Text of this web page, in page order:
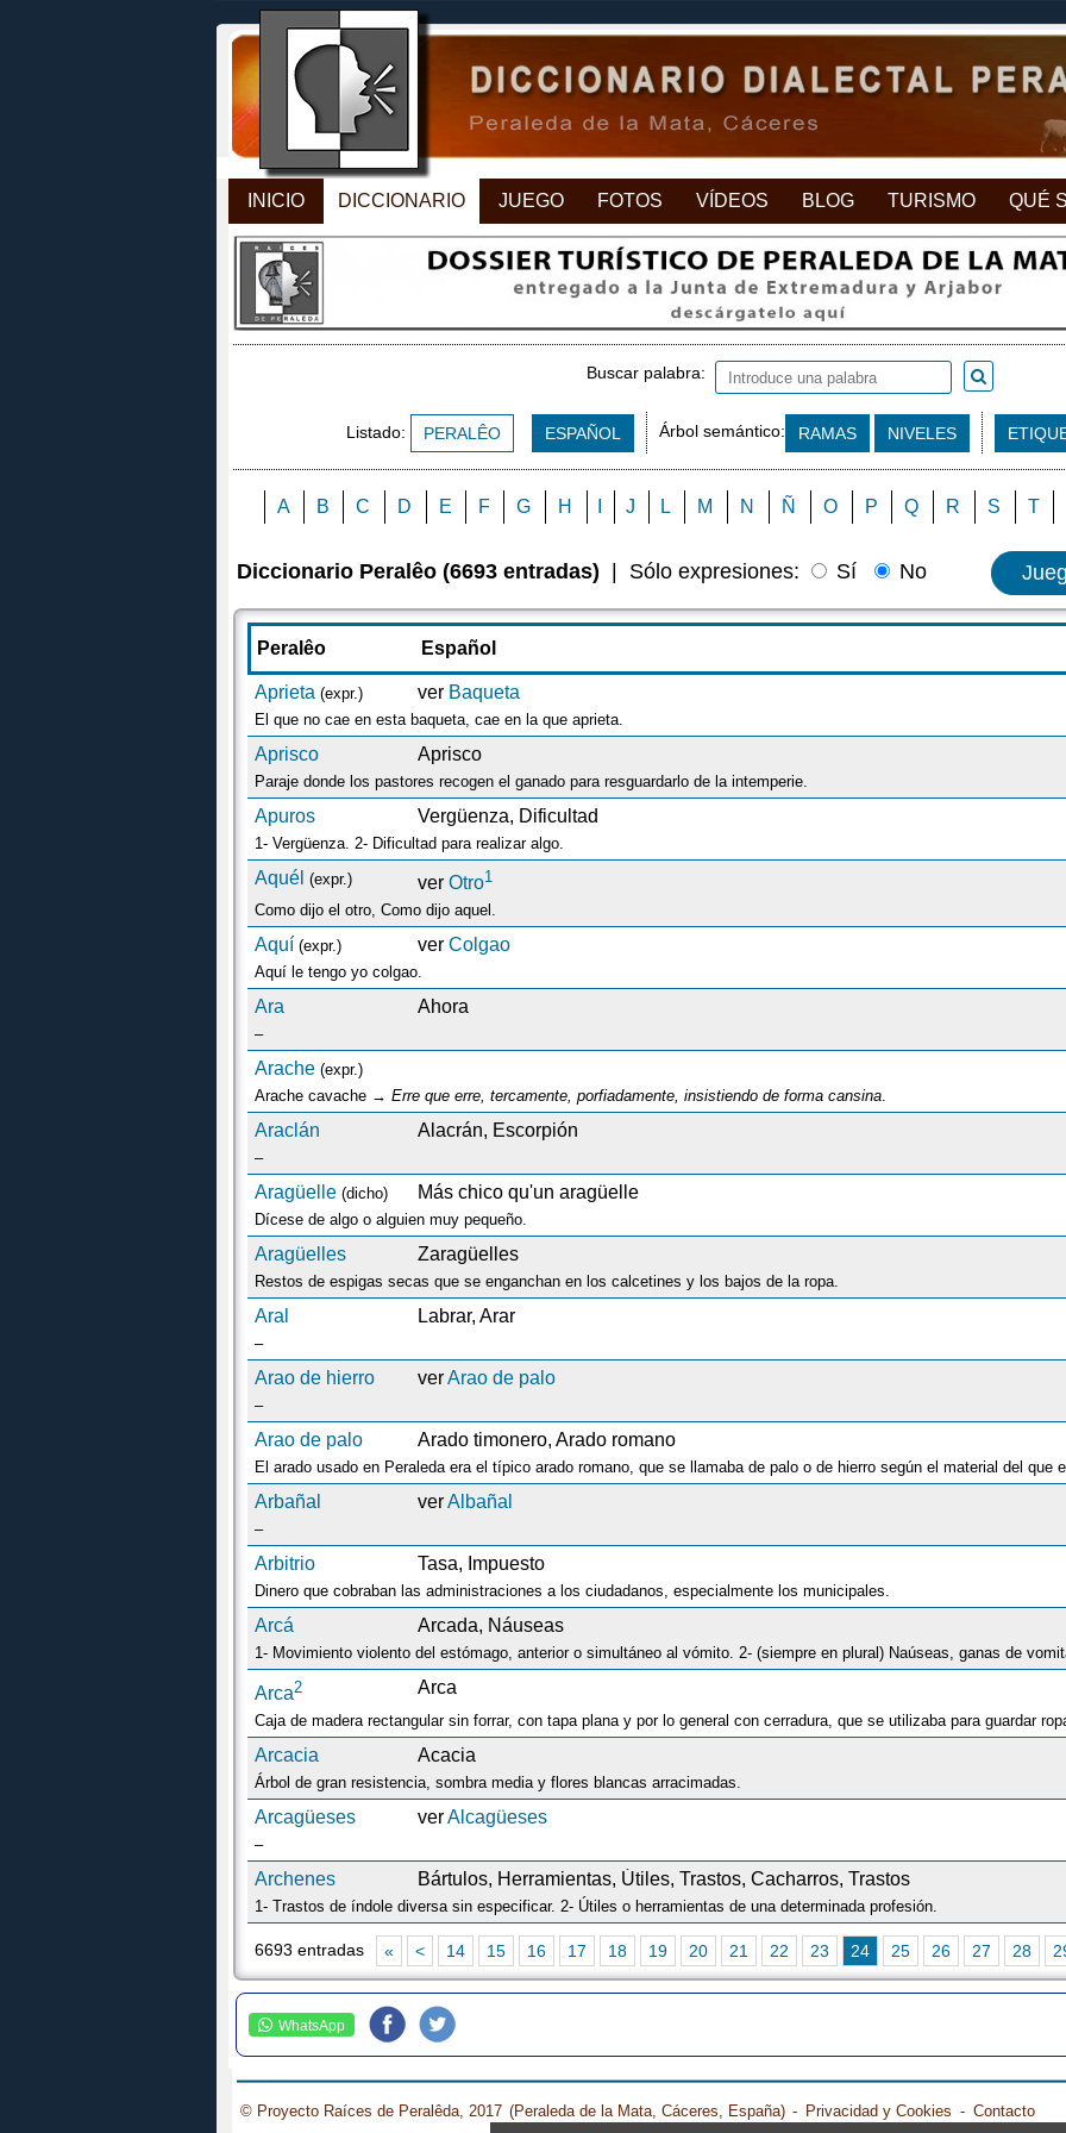
INICIO DICCIONARIO JUEGO FOTOS VÍDEOS BLOG TURISMO QUÉ
Buscar palabra:
Listado: PERALÊO ESPAÑOL Árbol semántico: RAMAS NIVELES
A B C D E F G H J L M N Ñ O P Q R S T
Diccionario Peralêo (6693 entradas) Sólo expresiones: Sí No
Peralêo Español
Aprieta (expr.) ver Baqueta
El que no cae en esta baqueta, cae en la que aprieta.
Aprisco Aprisco
Paraje donde los pastores recogen el ganado para resguardarlo de la intemperie.
Apuros Vergüenza, Dificultad
1- Vergüenza. 2- Dificultad para realizar algo.
Aquél (expr.) verOtro1
Como dijo el otro, Como dijo aquel.
Aquí (expr.) verColgao
Aquí le tengo yo colgao.
Ara Ahora
–
Arache (expr.)
Arache cavache → Erre que erre, tercamente, porfiadamente, insistiendo de forma cansina.
Araclán Alacrán, Escorpión
–
Aragüelle (dicho) Más chico qu'un aragüelle
Dícese de algo o alguien muy pequeño.
Aragüelles Zaragüelles
Restos de espigas secas que se enganchan en los calcetines y los bajos de la ropa.
Aral Labrar, Arar
–
Arao de hierro verArao de palo
–
Arao de palo Arado timonero, Arado romano
El arado usado en Peraleda era el típico arado romano, que se llamaba de palo o de hierro según el material del que
Arbañal verAlbañal
–
Arbitrio Tasa, Impuesto
Dinero que cobraban las administraciones a los ciudadanos, especialmente los municipales.
Arcá Arcada, Náuseas
1- Movimiento violento del estómago, anterior o simultáneo al vómito. 2- (siempre en plural) Naúseas, ganas de
Arca2 Arca
Arcacia Acacia
Árbol de gran resistencia, sombra media y flores blancas arracimadas.
Arcagüeses verAlcagüeses
–
Archenes Bártulos, Herramientas, Útiles, Trastos, Cacharros, Trastos
1- Trastos de índole diversa sin especificar. 2- Útiles o herramientas de una determinada profesión.
6693 entradas « < 14 15 16 17 18 19 20 21 22 23 24 25 26 27 28
WhatsApp
© Proyecto Raíces de Peralêda, 2017 (Peraleda de la Mata, Cáceres, España) - Privacidad y Cookies - Contacto